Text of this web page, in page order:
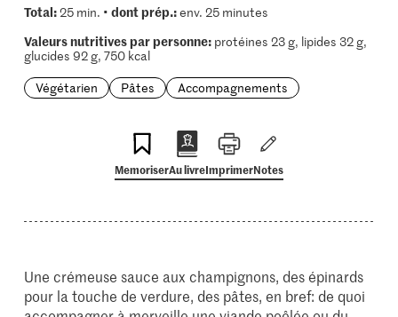
Total:25 min. • dont prép.:env. 25 minutes
Valeurs nutritives par personne:protéines 23 g, lipides 32 g,
glucides 92 g, 750 kcal
Végétarien
Pâtes Accompagnements
MemoriserAu livreImprimerNotes
Une crémeuse sauce aux champignons, des épinards
pour la touche de verdure, des pâtes, en bref: de quoi